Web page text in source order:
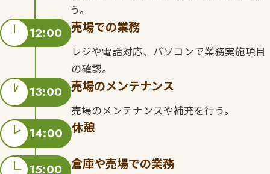
う。
12:00 売場での業務
レジや電話対応、パソコンで業務実施項目
の確認。
13:00 売場のメンテナンス
売場のメンテナンスや補充を行う。
14:00 休憩
15:00 倉庫や売場での業務